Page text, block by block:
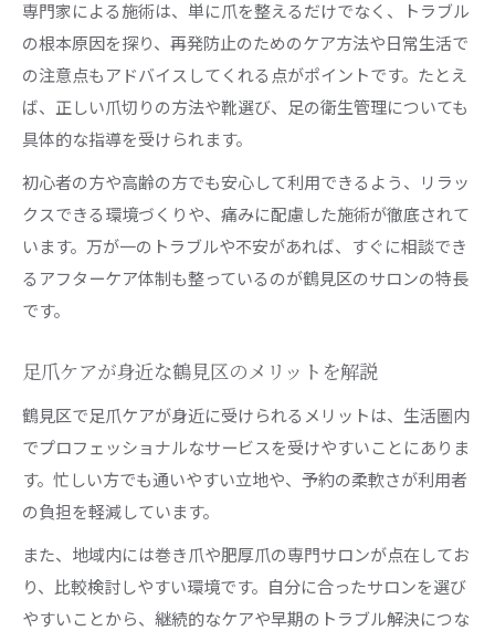
専門家による施術は、単に爪を整えるだけでなく、トラブル
の根本原因を探り、再発防止のためのケア方法や日常生活で
の注意点もアドバイスしてくれる点がポイントです。たとえ
ば、正しい爪切りの方法や靴選び、足の衛生管理についても
具体的な指導を受けられます。
初心者の方や高齢の方でも安心して利用できるよう、リラッ
クスできる環境づくりや、痛みに配慮した施術が徹底されて
います。万が一のトラブルや不安があれば、すぐに相談でき
るアフターケア体制も整っているのが鶴見区のサロンの特長
です。
足爪ケアが身近な鶴見区のメリットを解説
鶴見区で足爪ケアが身近に受けられるメリットは、生活圏内
でプロフェッショナルなサービスを受けやすいことにありま
す。忙しい方でも通いやすい立地や、予約の柔軟さが利用者
の負担を軽減しています。
また、地域内には巻き爪や肥厚爪の専門サロンが点在してお
り、比較検討しやすい環境です。自分に合ったサロンを選び
やすいことから、継続的なケアや早期のトラブル解決につな